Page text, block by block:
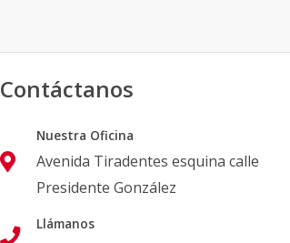
Contáctanos
Nuestra Oficina
Avenida Tiradentes esquina calle
Presidente González
Llámanos